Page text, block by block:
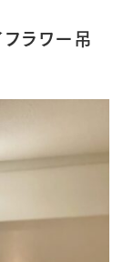
ラワー吊